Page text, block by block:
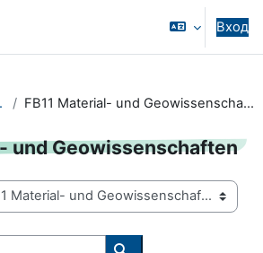
Вход
FB11 Material- und Geowissenschaften
und Geowissenschaften